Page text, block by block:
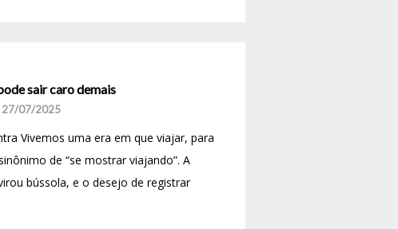
sair caro demais
27/07/2025
Vivemos uma era em que viajar, para
de “se mostrar viajando”. A
bússola, e o desejo de registrar